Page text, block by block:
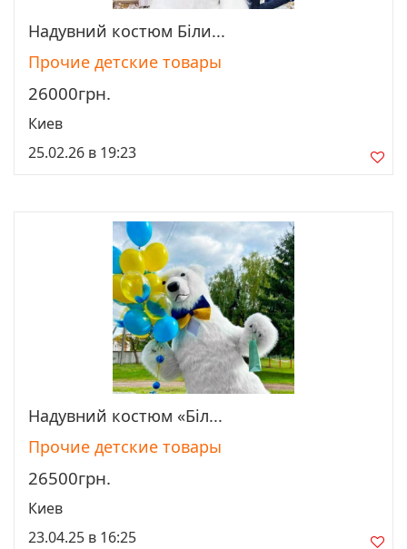
Просмотреть
Надувний костюм Біли...
Прочие детские товары
26000грн.
Киев
25.02.26 в 19:23
Просмотреть
Надувний костюм «Біл...
Прочие детские товары
26500грн.
Киев
23.04.25 в 16:25